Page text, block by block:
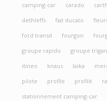
camping-car
carado
dethleffs
fiat ducato
ford transit
fourgon
groupe rapido
groupe
itineo
knaus laika
pilote
profile profilé
stationnement camping-car